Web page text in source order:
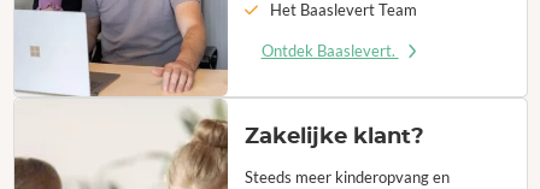
Het Baaslevert Team
Ontdek Baaslevert.
Zakelijke klant?
Steeds meer kinderopvang en